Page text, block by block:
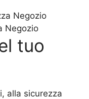
Negozio
tuo
alla sicurezza